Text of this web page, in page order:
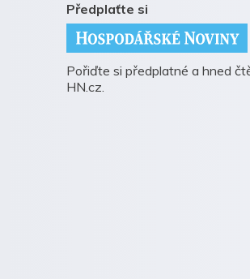
Předplaťte si
Pořiďte si předplatné a hned
HN.cz.